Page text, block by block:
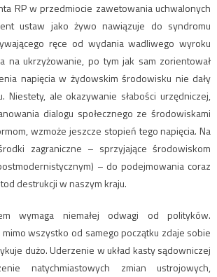
RP w przedmiocie zawetowania uchwalonych
ustaw jako żywo nawiązuje do syndromu
ręce od wydania wadliwego wyroku
na ukrzyżowanie, po tym jak sam zorientował
napięcia w żydowskim środowisku nie dały
Niestety, ale okazywanie słabości urzędniczej,
dialogu społecznego ze środowiskami
wzmoże jeszcze stopień tego napięcia. Na
zagraniczne – sprzyjające środowiskom
– do podejmowania coraz
destrukcji w naszym kraju.
wymaga niemałej odwagi od polityków.
wszystko od samego początku zdaje sobie
dużo. Uderzenie w układ kasty sądowniczej
natychmiastowych zmian ustrojowych,